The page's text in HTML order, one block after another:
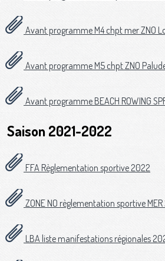
Avant programme M4 chpt mer ZNO
Avant programme M5 chpt ZNO
Avant programme BEACH ROWING
Saison 2021-2022
FFA Règlementation sportive 2022
ZONE NO règlementation sportive
LBA liste manifestations régionales